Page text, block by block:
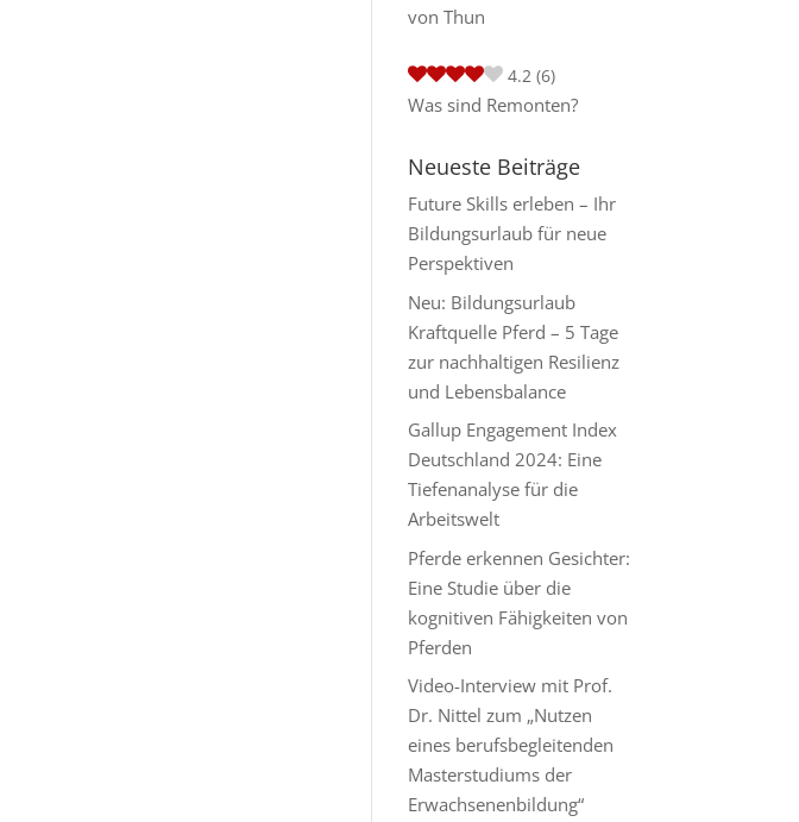
von Thun
4.2 (6)
Was sind Remonten?
Neueste Beiträge
Future Skills erleben – Ihr
Bildungsurlaub für neue
Perspektiven
Neu: Bildungsurlaub
Kraftquelle Pferd – 5 Tage
zur nachhaltigen Resilienz
und Lebensbalance
Gallup Engagement Index
Deutschland 2024: Eine
Tiefenanalyse für die
Arbeitswelt
Pferde erkennen Gesichter:
Eine Studie über die
kognitiven Fähigkeiten von
Pferden
Video-Interview mit Prof.
Dr. Nittel zum „Nutzen
eines berufsbegleitenden
Masterstudiums der
Erwachsenenbildung“